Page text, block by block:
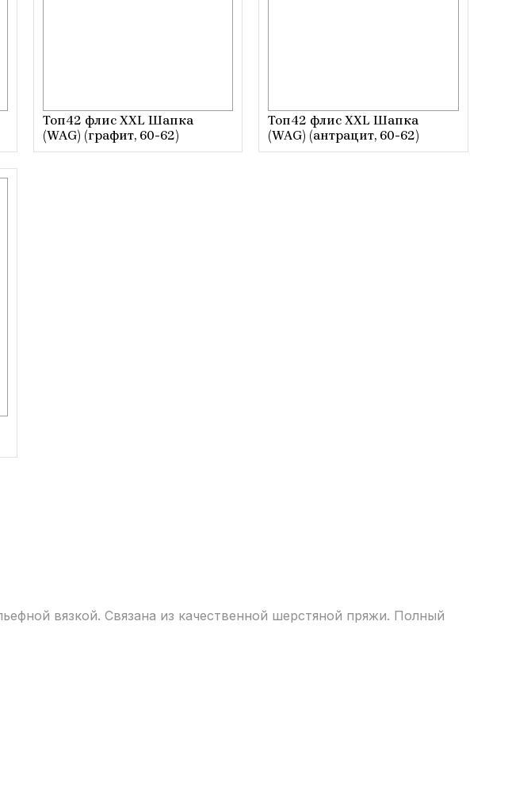
Топ42 флис XXL Шапка
(WAG) (графит, 60-62)
Топ42 флис XXL Шапка
(WAG) (антрацит, 60-62)
вязкой. Связана из качественной шерстяной пряжи. Полный